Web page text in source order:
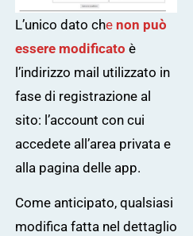
L’unico dato che non può
essere modificato è
l’indirizzo mail utilizzato in
fase di registrazione al
sito: l’account con cui
accedete all’area privata e
alla pagina delle app.
Come anticipato, qualsiasi
modifica fatta nel dettaglio